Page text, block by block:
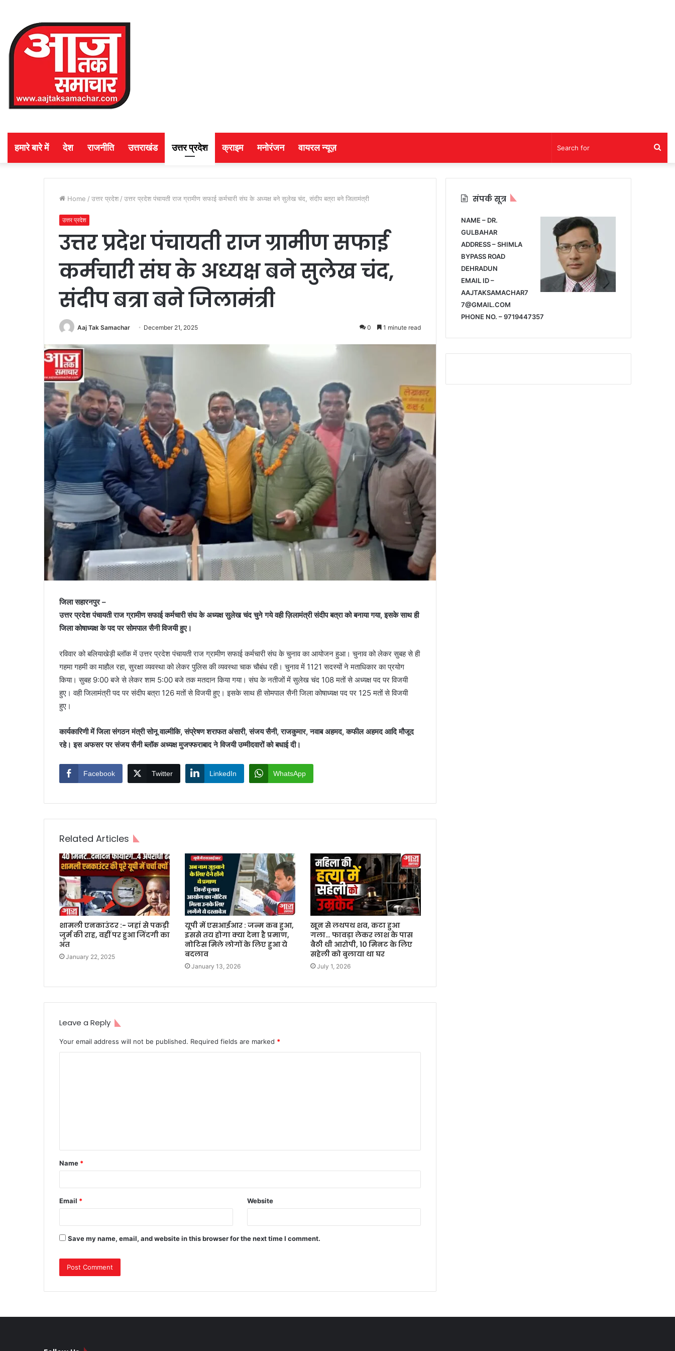
हमारे बारे में देश राजनीति उत्तराखंड उत्तर प्रदेश क्राइम मनोरंजन वायरल न्यूज़
Home / उत्तर प्रदेश / उत्तर प्रदेश पंचायती राज ग्रामीण सफाई कर्मचारी संघ के अध्यक्ष बने सुलेख चंद, संदीप बत्रा बने जिलामंत्री
उत्तर प्रदेश
उत्तर प्रदेश पंचायती राज ग्रामीण सफाई
कर्मचारी संघ के अध्यक्ष बने सुलेख चंद,
संदीप बत्रा बने जिलामंत्री
Aaj Tak Samachar December 21, 2025 0 1 minute read
जिला सहारनपुर –
उत्तर प्रदेश पंचायती राज ग्रामीण सफाई कर्मचारी संघ के अध्यक्ष सुलेख चंद चुने गये वही ज़िलामंत्री संदीप बत्रा को बनाया गया, इसके साथ ही
जिला कोषाध्यक्ष के पद पर सोमपाल सैनी विजयी हुए।
रविवार को बलियाखेड़ी ब्लॉक में उत्तर प्रदेश पंचायती राज ग्रामीण सफाई कर्मचारी संघ के चुनाव का आयोजन हुआ। चुनाव को लेकर सुबह से ही
गहमा गहमी का माहौल रहा, सुरक्षा व्यवस्था को लेकर पुलिस की व्यवस्था चाक चौबंध रही। चुनाव में 1121 सदस्यों ने मताधिकार का प्रयोग
किया। सुबह 9:00 बजे से लेकर शाम 5:00 बजे तक मतदान किया गया। संघ के नतीजों में सुलेख चंद 108 मतों से अध्यक्ष पद पर विजयी
हुए। वही जिलामंत्री पद पर संदीप बत्रा 126 मतों से विजयी हुए। इसके साथ ही सोमपाल सैनी जिला कोषाध्यक्ष पद पर 125 मतों से विजयी
हुए।
कार्यकारिणी में जिला संगठन मंत्री सोनू वाल्मीकि, संप्रेषण शराफत अंसारी, संजय सैनी, राजकुमार, नवाब अहमद, कफील अहमद आदि मौजूद
रहे। इस अफसर पर संजय सैनी ब्लॉक अध्यक्ष मुजफ्फराबाद ने विजयी उम्मीदवारों को बधाई दी।
Facebook Twitter LinkedIn WhatsApp
Related Articles
शामली एनकाउंटर :- जहां से पकड़ी
जुर्म की राह, वहीं पर हुआ जिंदगी का
अंत
January 22, 2025
यूपी में एसआईआर : जन्म कब हुआ,
इससे तय होगा क्या देना है प्रमाण,
नोटिस मिले लोगों के लिए हुआ ये
बदलाव
January 13, 2026
खून से लथपथ शव, कटा हुआ
गला… फावड़ा लेकर लाश के पास
बैठी थी आरोपी, 10 मिनट के लिए
सहेली को बुलाया था घर
July 1, 2026
Leave a Reply
Your email address will not be published. Required fields are marked *
t
*
Name *
Email * Website
Save my name, email, and website in this browser for the next time I comment.
संपर्क सूत्र
NAME – DR.
GULBAHAR
ADDRESS – SHIMLA
BYPASS ROAD
DEHRADUN
EMAIL ID –
AAJTAKSAMACHAR7
7@GMAIL.COM
PHONE NO. – 9719447357